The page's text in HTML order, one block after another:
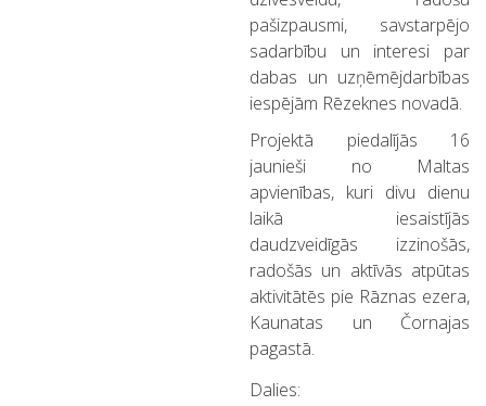
pašizpausmi, savstarpējo
sadarbību un interesi par
dabas un uzņēmējdarbības
iespējām Rēzeknes novadā.
Projektā piedalījās 16
jaunieši no Maltas
apvienības, kuri divu dienu
laikā iesaistījās
daudzveidīgās izzinošās,
radošās un aktīvās atpūtas
aktivitātēs pie Rāznas ezera,
Kaunatas un Čornajas
pagastā.
Dalies: